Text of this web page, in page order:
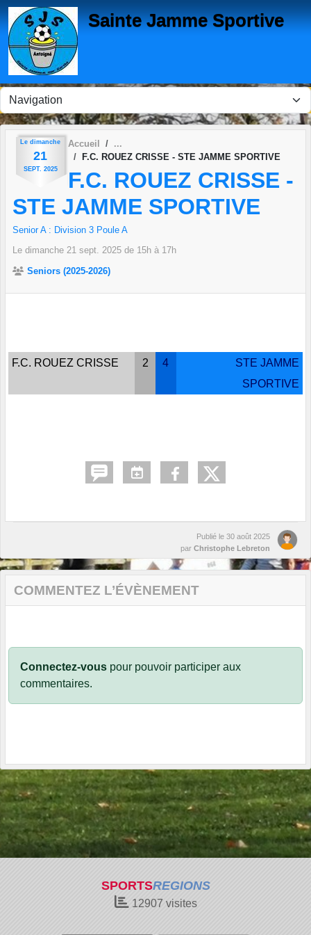
Sainte Jamme Sportive
Le dimanche
21
SEPT. 2025
Accueil
F.C. ROUEZ CRISSE - STE JAMME SPORTIVE
F.C. ROUEZ CRISSE -
STE JAMME SPORTIVE
Senior A : Division 3 Poule A
Le dimanche 21 sept. 2025 de 15h à 17h
Seniors (2025-2026)
F.C. ROUEZ CRISSE 2 4
STE JAMME
SPORTIVE
Publié le 30 août 2025
par Christophe Lebreton
COMMENTEZ L’ÉVÈNEMENT
Connectez-vous pour pouvoir participer aux
commentaires.
SPORTSREGIONS
12907 visites
Panneau de gestion des cookies